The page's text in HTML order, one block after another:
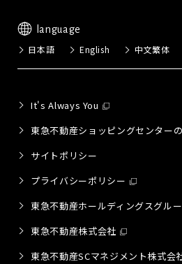
language
日本語 English 中文繁体
It's Always You
東急不動産ショッピングセンター
サイトポリシー
プライバシーポリシー
東急不動産ホールディングスグル
東急不動産株式会社
東急不動産SCマネジメント株式会